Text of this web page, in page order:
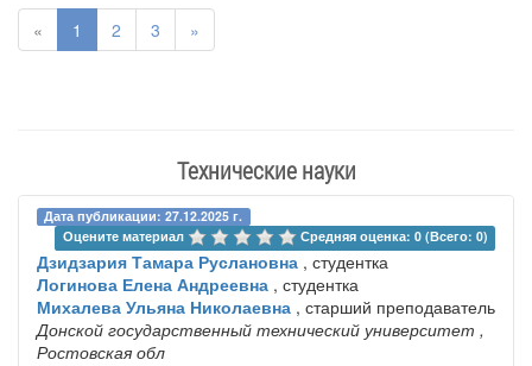
« 1 2 3 »
Технические науки
Дата публикации: 27.12.2025 г.
Оцените материал
Средняя оценка: 0 (Всего: 0)
Дзидзария Тамара Руслановна , студентка
Логинова Елена Андреевна , студентка
Михалева Ульяна Николаевна , старший преподаватель
Донской государственный технический университет ,
Ростовская обл